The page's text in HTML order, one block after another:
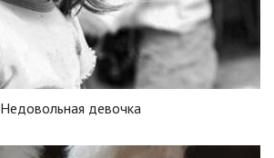
Недовольная девочка